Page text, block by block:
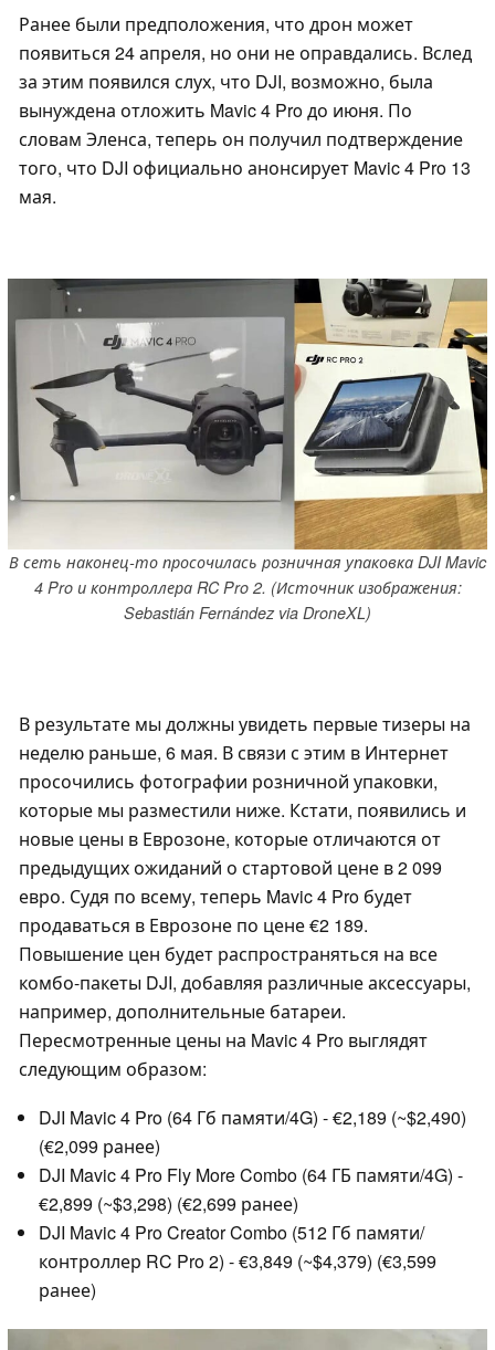
Ранее были предположения, что дрон может
появиться 24 апреля, но они не оправдались. Вслед
за этим появился слух, что DJI, возможно, была
вынуждена отложить Mavic 4 Pro до июня. По
словам Эленса, теперь он получил подтверждение
того, что DJI официально анонсирует Mavic 4 Pro 13
мая.
В сеть наконец-то просочилась розничная упаковка DJI Mavic
4 Pro и контроллера RC Pro 2. (Источник изображения:
Sebastián Fernández via DroneXL)
В результате мы должны увидеть первые тизеры на
неделю раньше, 6 мая. В связи с этим в Интернет
просочились фотографии розничной упаковки,
которые мы разместили ниже. Кстати, появились и
новые цены в Еврозоне, которые отличаются от
предыдущих ожиданий о стартовой цене в 2 099
евро. Судя по всему, теперь Mavic 4 Pro будет
продаваться в Еврозоне по цене €2 189.
Повышение цен будет распространяться на все
комбо-пакеты DJI, добавляя различные аксессуары,
например, дополнительные батареи.
Пересмотренные цены на Mavic 4 Pro выглядят
следующим образом:
DJI Mavic 4 Pro (64 Гб памяти/4G) - €2,189 (~$2,490)
(€2,099 ранее)
DJI Mavic 4 Pro Fly More Combo (64 ГБ памяти/4G) -
€2,899 (~$3,298) (€2,699 ранее)
DJI Mavic 4 Pro Creator Combo (512 Гб памяти/
контроллер RC Pro 2) - €3,849 (~$4,379) (€3,599
ранее)